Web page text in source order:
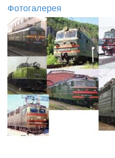
Фотогалерея